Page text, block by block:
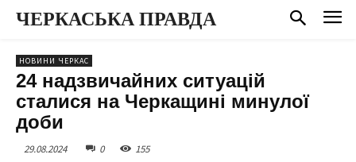
ЧЕРКАСЬКА ПРАВДА
НОВИНИ ЧЕРКАС
24 надзвичайних ситуацій
сталися на Черкащині минулої
доби
29.08.2024 0 155